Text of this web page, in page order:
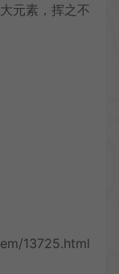
元素，挥之不
13725.html